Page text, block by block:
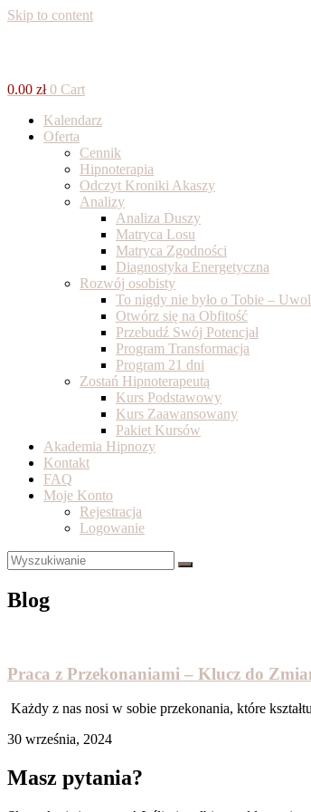
Skip to content
0.00 zł 0 Cart
Kalendarz
Oferta
Cennik
Hipnoterapia
Odczyt Kroniki Akaszy
Analizy
Analiza Duszy
Matryca Losu
Matryca Zgodności
Diagnostyka Energetyczna
Rozwój osobisty
To nigdy nie było o Tobie –
Otwórz się na Obfitość
Przebudź Swój Potencjał
Program Transformacja
Program 21 dni
Zostań Hipnoterapeutą
Kurs Podstawowy
Kurs Zaawansowany
Pakiet Kursów
Akademia Hipnozy
Kontakt
FAQ
Moje Konto
Rejestracja
Logowanie
Blog
Praca z Przekonaniami – Klucz do
Każdy z nas nosi w sobie przekonania, które
30 września, 2024
Masz pytania?